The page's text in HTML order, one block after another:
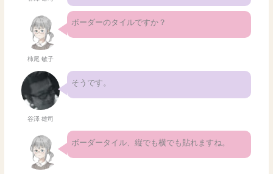
柿尾 敏子
ボーダーのタイルですか？
谷澤 雄司
そうです。
ボーダータイル、縦でも横でも貼れますね。